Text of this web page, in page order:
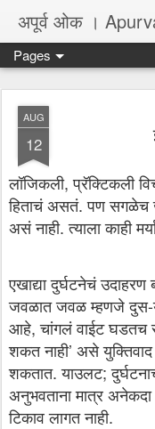
अपूर्व ओक ।
Pages
AUG
12
लॉजिकली, प्रॅक्टिकली
हिताचं असतं. पण सगळेच
असं नाही. त्याला काही
एखाद्या दुर्घटनेचं
जवळात जवळ म्हणजे दुस-
आहे, चांगलं वाईट घडतच
शकत नाही’ असे
शकतात. याउलट;
अनुभवताना मात्र अनेकदा
टिकाव लागत नाही.